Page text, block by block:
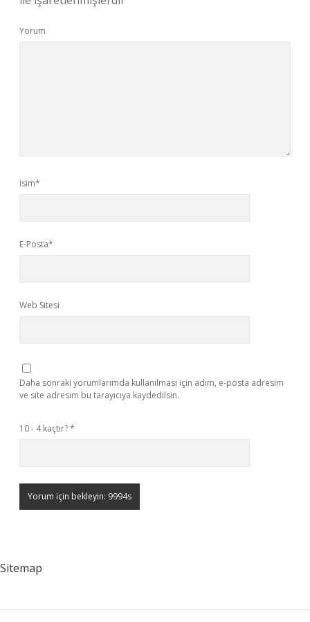
Yorum
İsim*
E-Posta*
Web Sitesi
Daha sonraki yorumlarımda kullanılması için adım, e-posta adresim
ve site adresim bu tarayıcıya kaydedilsin.
10 - 4 kaçtır?*
Sitemap